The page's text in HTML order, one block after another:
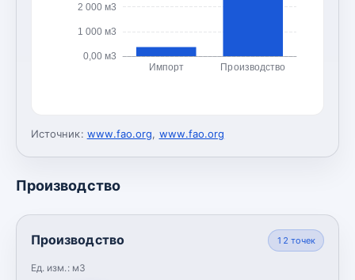
0,00 м3
1 000 м3
2 000 м3
Импорт Производство
Источник: www.fao.org, www.fao.org
Производство
Производство
Ед. изм.: м3
12 точек